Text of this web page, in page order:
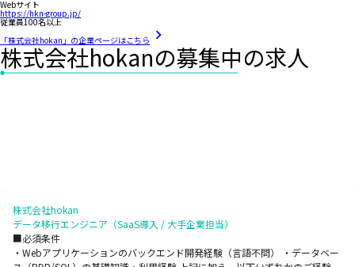
Webサイト
https://hkn-group.jp/
従業員100名以上
「株式会社hokan」の企業ページはこちら
株式会社hokanの募集中の求人
株式会社hokan
データ移行エンジニア（SaaS導入 / 大手企業担当）
■必須条件
・Webアプリケーションのバックエンド開発経験（言語不問） ・データベー